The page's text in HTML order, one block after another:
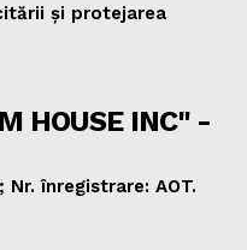
și protejarea
HOUSE INC" -
înregistrare: AOT.